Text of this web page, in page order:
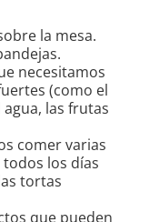
la mesa.
necesitamos
(como el
las frutas
comer varias
los días
tortas
que pueden